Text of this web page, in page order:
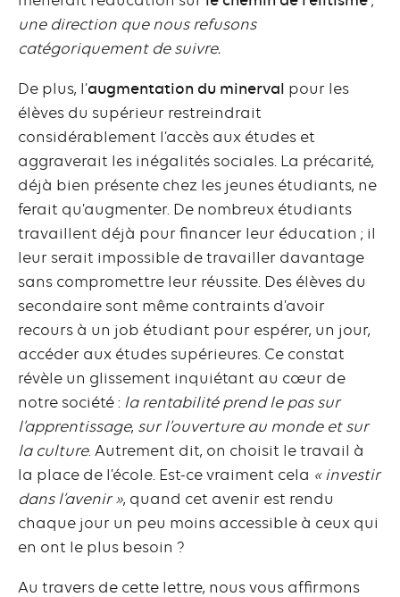
une direction que nous refusons
catégoriquement de suivre.
De plus, l’augmentation du minerval pour les
élèves du supérieur restreindrait
considérablement l’accès aux études et
aggraverait les inégalités sociales. La précarité,
déjà bien présente chez les jeunes étudiants, ne
ferait qu’augmenter. De nombreux étudiants
travaillent déjà pour financer leur éducation ; il
leur serait impossible de travailler davantage
sans compromettre leur réussite. Des élèves du
secondaire sont même contraints d’avoir
recours à un job étudiant pour espérer, un jour,
accéder aux études supérieures. Ce constat
révèle un glissement inquiétant au cœur de
notre société : la rentabilité prend le pas sur
l’apprentissage, sur l’ouverture au monde et sur
la culture. Autrement dit, on choisit le travail à
la place de l’école. Est-ce vraiment cela « investir
dans l’avenir », quand cet avenir est rendu
chaque jour un peu moins accessible à ceux qui
en ont le plus besoin ?
Au travers de cette lettre, nous vous affirmons